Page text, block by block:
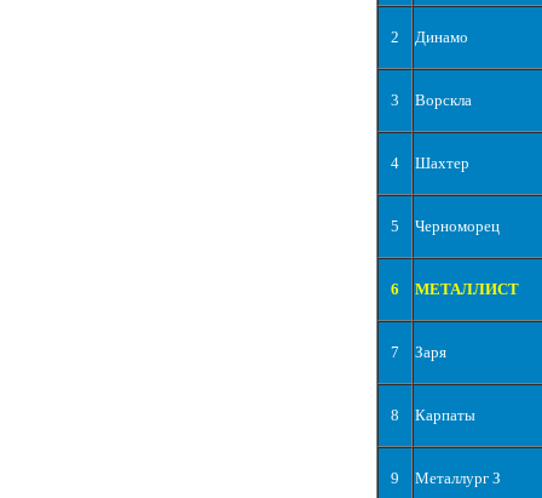
2 Динамо
3 Ворскла
4 Шахтер
5 Черноморец
6 МЕТАЛЛИСТ
7 Заря
8 Карпаты
9 Металлург З